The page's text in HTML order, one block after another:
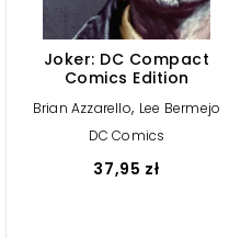
Joker: DC Compact
Comics Edition
Brian Azzarello, Lee Bermejo
DC Comics
37,95 zł